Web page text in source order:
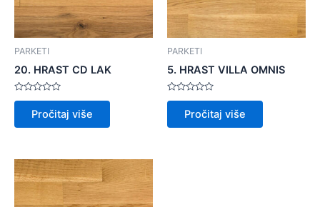
PARKETI
20. HRAST CD LAK
Ocijenjeno
5
Pročitaj više
PARKETI
5. HRAST VILLA OMNIS
Ocijenjeno
5
Pročitaj više